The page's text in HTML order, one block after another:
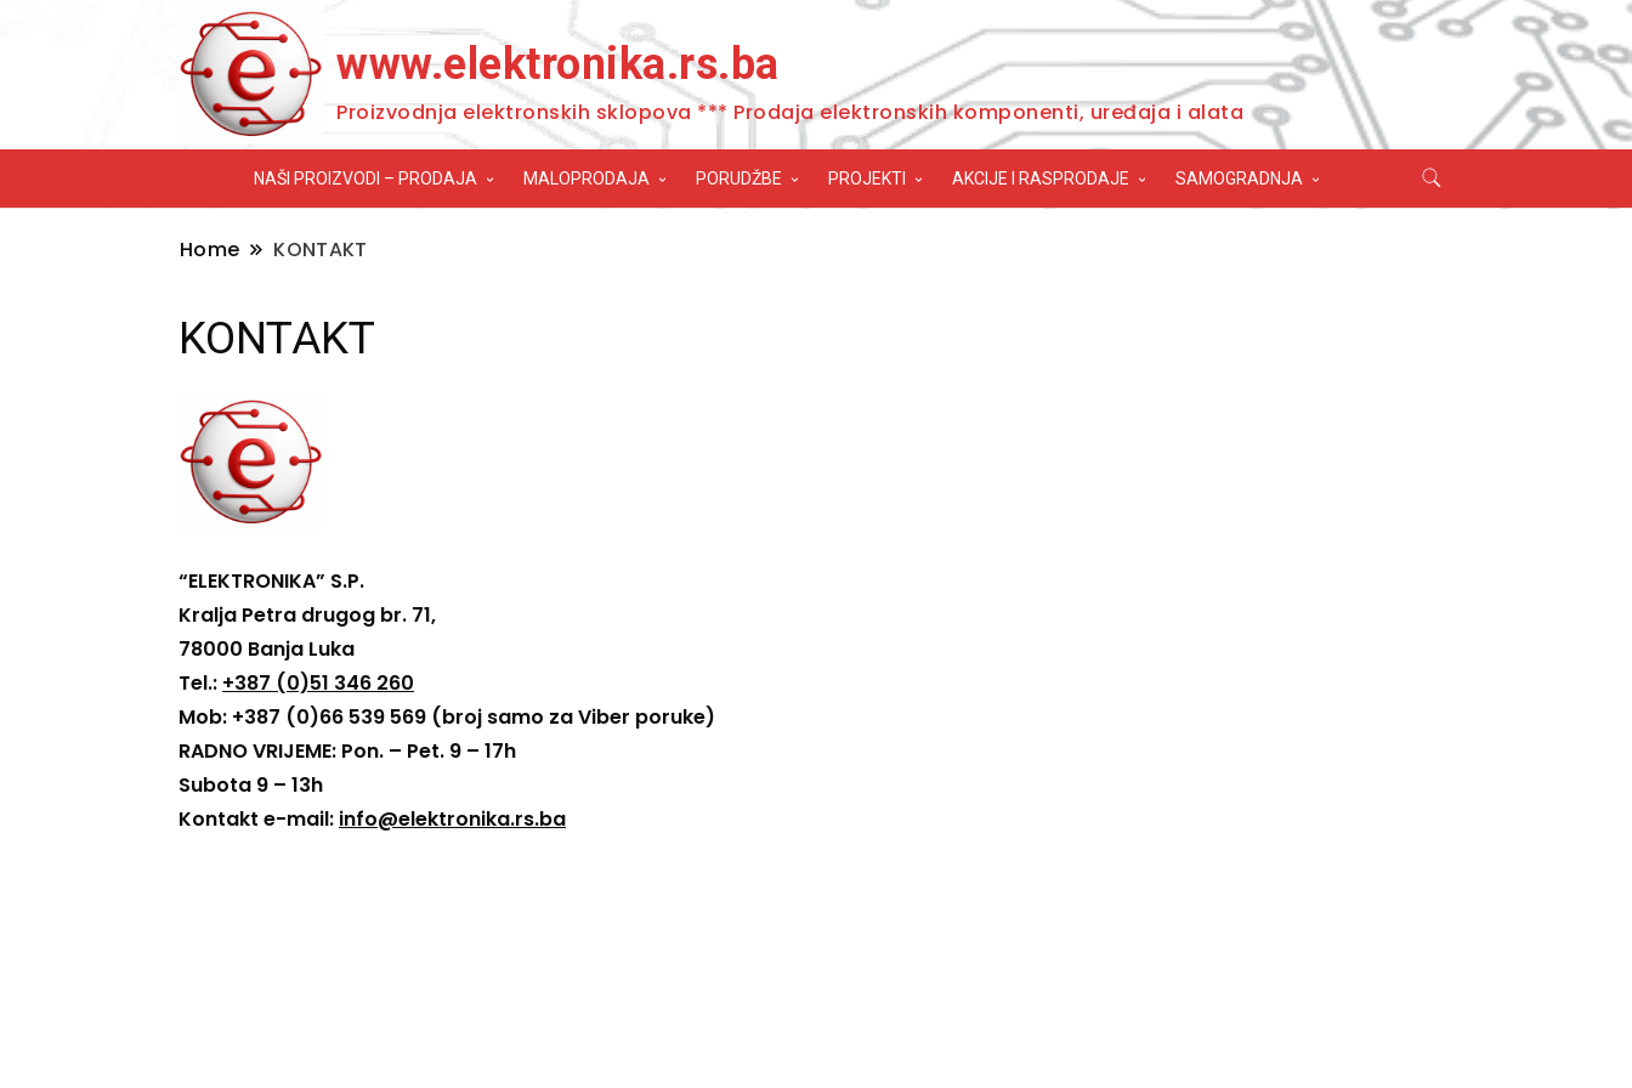
www.elektronika.rs.ba
Proizvodnja elektronskih sklopova *** Prodaja elektronskih komponenti, uređaja i alata
NAŠI PROIZVODI – PRODAJA MALOPRODAJA PORUDŽBE PROJEKTI AKCIJE I RASPRODAJE SAMOGRADNJA
Home KONTAKT
KONTAKT
“ELEKTRONIKA” S.P.
Kralja Petra drugog br. 71,
78000 Banja Luka
Tel.: +387 (0)51 346 260
Mob: +387 (0)66 539 569 (broj samo za Viber poruke)
RADNO VRIJEME: Pon. – Pet. 9 – 17h
Subota 9 – 13h
Kontakt e-mail: info@elektronika.rs.ba